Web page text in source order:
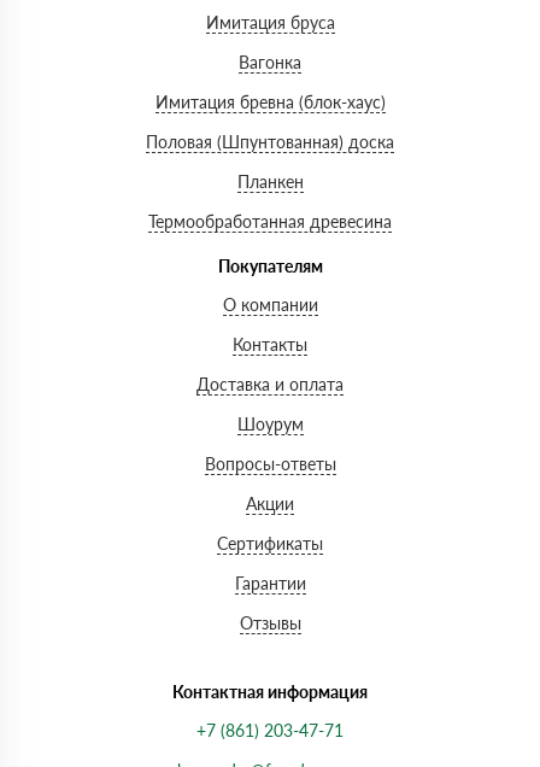
Имитация бруса
Вагонка
Имитация бревна (блок-хаус)
Половая (Шпунтованная) доска
Планкен
Термообработанная древесина
Покупателям
О компании
Контакты
Доставка и оплата
Шоурум
Вопросы-ответы
Акции
Сертификаты
Гарантии
Отзывы
Контактная информация
+7 (861) 203-47-71